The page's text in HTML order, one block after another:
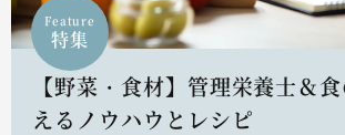
Feature
特集
【野菜・食材】管理栄養士＆
えるノウハウとレシピ